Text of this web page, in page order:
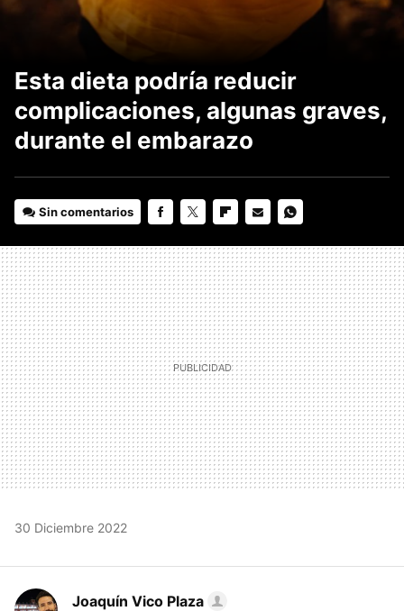
Esta dieta podría reducir
complicaciones, algunas graves,
durante el embarazo
Sin comentarios
MAIL
30 Diciembre 2022
Joaquín Vico Plaza